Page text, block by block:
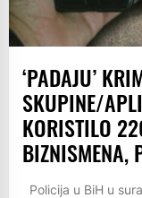
‘PADAJU’
SKUPINE/
KORISTILO
BIZNISMENA,
Policija u BiH u